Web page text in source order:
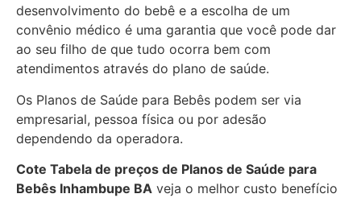
desenvolvimento do bebê e a escolha de um
convênio médico é uma garantia que você pode dar
ao seu filho de que tudo ocorra bem com
atendimentos através do plano de saúde.
Os Planos de Saúde para Bebês podem ser via
empresarial, pessoa física ou por adesão
dependendo da operadora.
Cote Tabela de preços de Planos de Saúde para
Bebês Inhambupe BA veja o melhor custo benefício